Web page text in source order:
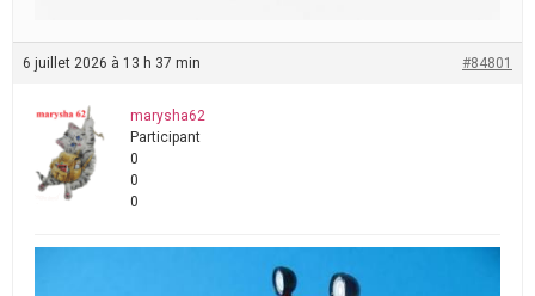
6 juillet 2026 à 13 h 37 min #84801
marysha62
Participant
0
0
0